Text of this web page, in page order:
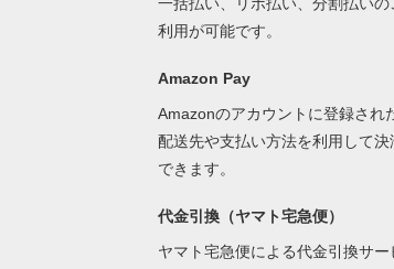
一括払い、リボ払い、分割払いの
利用が可能です。
Amazon Pay
Amazonのアカウントに登録され
配送先や支払い方法を利用して決
できます。
代金引換（ヤマト宅急便）
ヤマト宅急便による代金引換サー